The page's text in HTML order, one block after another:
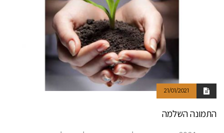
21/01/2021
התמונה השלמה